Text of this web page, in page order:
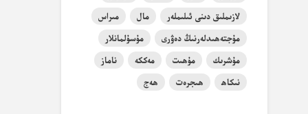
لازىملىق دىنى ئىلىملەر
مال
مىراس
مۇجتەھىدلەرنىڭ دەۋرى
مۇسۇلمانلار
مۇشرىك
مۇھىت مەككە
ناماز
نىكاھ
ھىجرەت ھەج